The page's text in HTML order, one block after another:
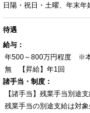
日陽・祝日・土曜、年末
待遇
給与：
年500～800万円程度 ※本
無 【昇給】年1回
諸手当・制度：
【諸手当】残業手当別途
残業手当の別途支給は対